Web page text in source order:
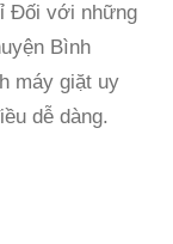
Đối với những
Bình
máy giặt uy
dễ dàng.